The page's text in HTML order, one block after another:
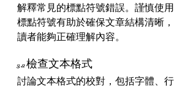
解釋常見的標點符號錯誤。謹慎使用
標點符號有助於確保文章結構清晰，
讀者能夠正確理解內容。
3.2 檢查文本格式
討論文本格式的校對，包括字體、行